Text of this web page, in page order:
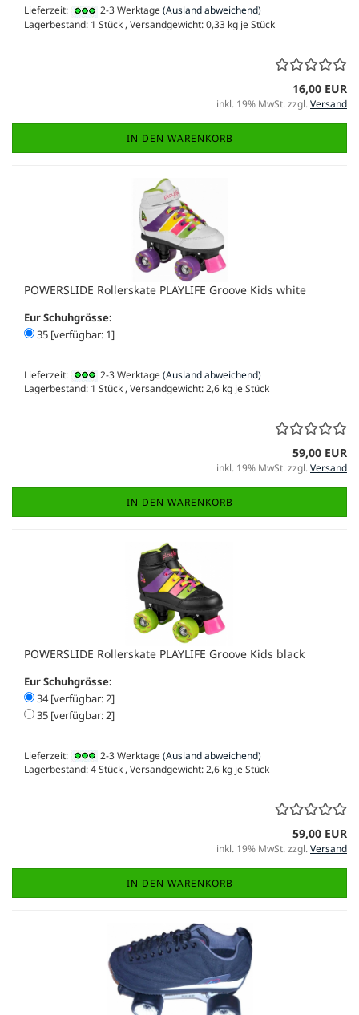
Lieferzeit: 2-3 Werktage(Ausland abweichend)
Lagerbestand: 1 Stück , Versandgewicht:0,33 kg je Stück
16,00 EUR
inkl. 19% MwSt. zzgl.Versand
IN DEN WARENKORB
POWERSLIDE Rollerskate PLAYLIFE Groove Kids white
Eur Schuhgrösse:
35 [verfügbar: 1]
Lieferzeit: 2-3 Werktage(Ausland abweichend)
Lagerbestand: 1 Stück , Versandgewicht:2,6 kg je Stück
59,00 EUR
inkl. 19% MwSt. zzgl.Versand
IN DEN WARENKORB
POWERSLIDE Rollerskate PLAYLIFE Groove Kids black
Eur Schuhgrösse:
34 [verfügbar: 2]
35 [verfügbar: 2]
Lieferzeit: 2-3 Werktage(Ausland abweichend)
Lagerbestand: 4 Stück , Versandgewicht:2,6 kg je Stück
59,00 EUR
inkl. 19% MwSt. zzgl.Versand
IN DEN WARENKORB